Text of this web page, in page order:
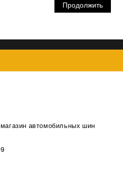
Продолжить
автомобильных шин